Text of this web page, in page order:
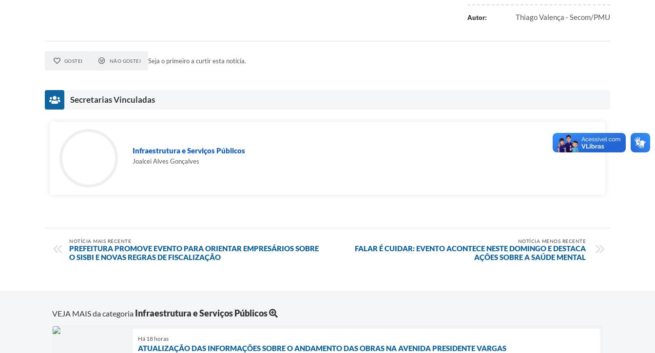
Autor: Thiago Valença - Secom/PMU
GOSTEI NÃO GOSTEI Seja o primeiro a curtir esta notícia.
Secretarias Vinculadas
Infraestrutura e Serviços Públicos
Joalcei Alves Gonçalves
NOTÍCIA MAIS RECENTE
PREFEITURA PROMOVE EVENTO PARA ORIENTAR EMPRESÁRIOS SOBRE
O SISBI E NOVAS REGRAS DE FISCALIZAÇÃO
NOTÍCIA MENOS RECENTE
FALAR É CUIDAR: EVENTO ACONTECE NESTE DOMINGO E DESTACA
AÇÕES SOBRE A SAÚDE MENTAL
VEJA MAIS da categoria Infraestrutura e Serviços Públicos
Há 18 horas
ATUALIZAÇÃO DAS INFORMAÇÕES SOBRE O ANDAMENTO DAS OBRAS NA AVENIDA PRESIDENTE VARGAS